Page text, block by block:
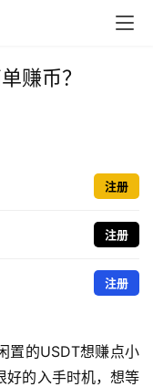
赚币？
注册
注册
注册
置的USDT想赚点小
好的入手时机，想等